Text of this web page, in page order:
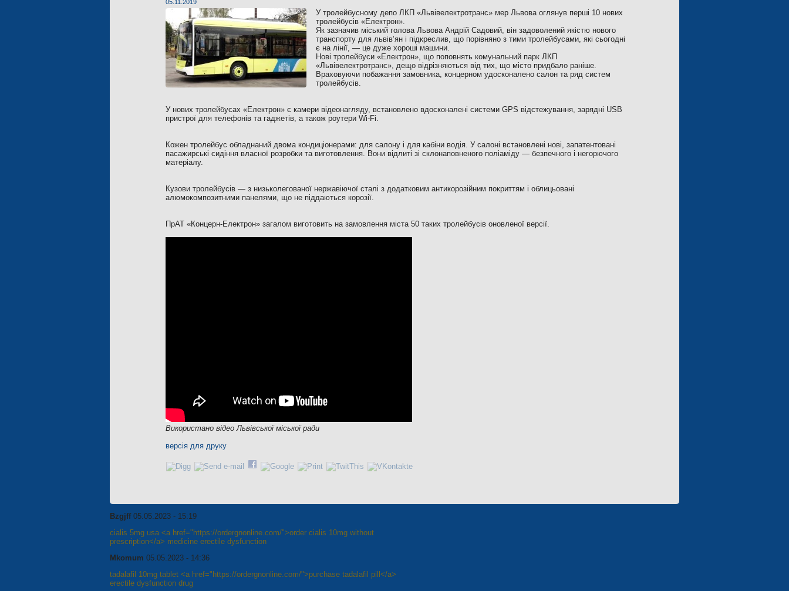
05.11.2019
У тролейбусному депо ЛКП «Львівелектротранс» мер Львова оглянув перші 10 нових
тролейбусів «Електрон».
Як зазначив міський голова Львова Андрій Садовий, він задоволений якістю нового
транспорту для львів’ян і підкреслив, що порівняно з тими тролейбусами, які сьогодні
є на лінії, — це дуже хороші машини.
Нові тролейбуси «Електрон», що поповнять комунальний парк ЛКП
«Львівелектротранс», дещо відрізняються від тих, що місто придбало раніше.
Враховуючи побажання замовника, концерном удосконалено салон та ряд систем
тролейбусів.
У нових тролейбусах «Електрон» є камери відеонагляду, встановлено вдосконалені системи GPS відстежування, зарядні USB
пристрої для телефонів та гаджетів, а також роутери Wi-Fi.
Кожен тролейбус обладнаний двома кондиціонерами: для салону і для кабіни водія. У салоні встановлені нові, запатентовані
пасажирські сидіння власної розробки та виготовлення. Вони відлиті зі склонаповненого поліаміду — безпечного і негорючого
матеріалу.
Кузови тролейбусів — з низьколегованої нержавіючої сталі з додатковим антикорозійним покриттям і облицьовані
алюмокомпозитними панелями, що не піддаються корозії.
ПрАТ «Концерн-Електрон» загалом виготовить на замовлення міста 50 таких тролейбусів оновленої версії.
Використано відео Львівської міської ради
версія для друку
Bzgjff 05.05.2023 - 15:19
cialis 5mg usa <a href="https://ordergnonline.com/">order cialis 10mg without
prescription</a> medicine erectile dysfunction
Mkomum 05.05.2023 - 14:36
tadalafil 10mg tablet <a href="https://ordergnonline.com/">purchase tadalafil pill</a>
erectile dysfunction drug